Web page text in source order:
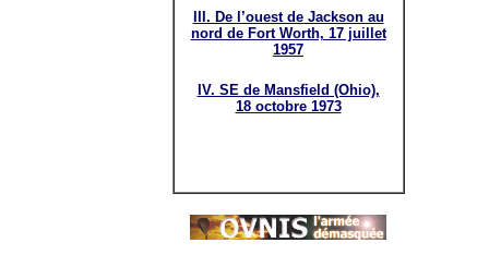
III. De l’ouest de Jackson au
nord de Fort Worth, 17 juillet
1957
IV. SE de Mansfield (Ohio),
18 octobre 1973